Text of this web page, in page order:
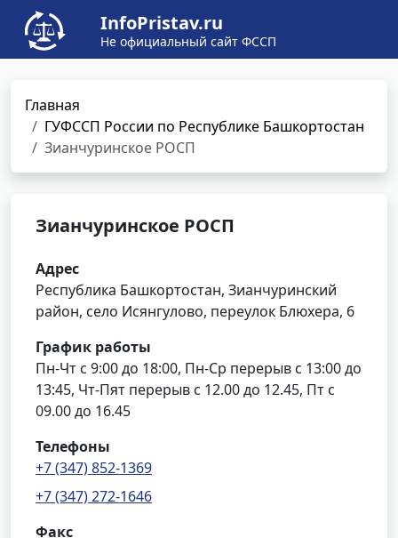
InfoPristav.ru
Не официальный сайт ФССП
Главная
ГУФССП России по Республике Башкортостан
Зианчуринское РОСП
Зианчуринское РОСП
Адрес
Республика Башкортостан, Зианчуринский
район, село Исянгулово, переулок Блюхера, 6
График работы
Пн-Чт с 9:00 до 18:00, Пн-Ср перерыв с 13:00 до
13:45, Чт-Пят перерыв с 12.00 до 12.45, Пт с
09.00 до 16.45
Телефоны
+7 (347) 852-1369
+7 (347) 272-1646
Факс